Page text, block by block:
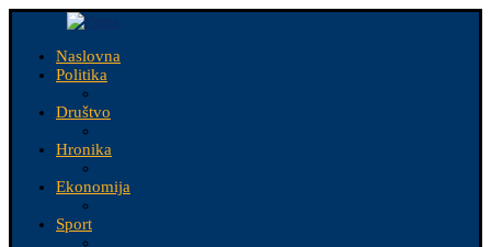
Naslovna
Politika
Društvo
Hronika
Ekonomija
Sport